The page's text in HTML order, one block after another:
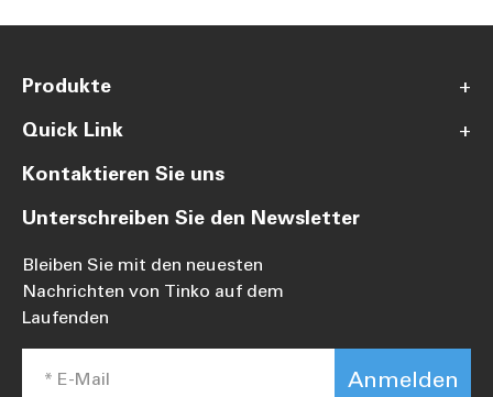
Produkte
+
Quick Link
+
Kontaktieren Sie uns
Unterschreiben Sie den Newsletter
Bleiben Sie mit den neuesten
Nachrichten von Tinko auf dem
Laufenden
Anmelden